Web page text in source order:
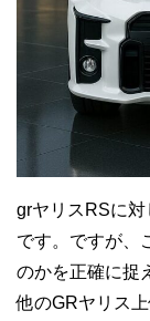
grヤリスRSに
です。ですが、
のかを正確に捉
他のGRヤリス